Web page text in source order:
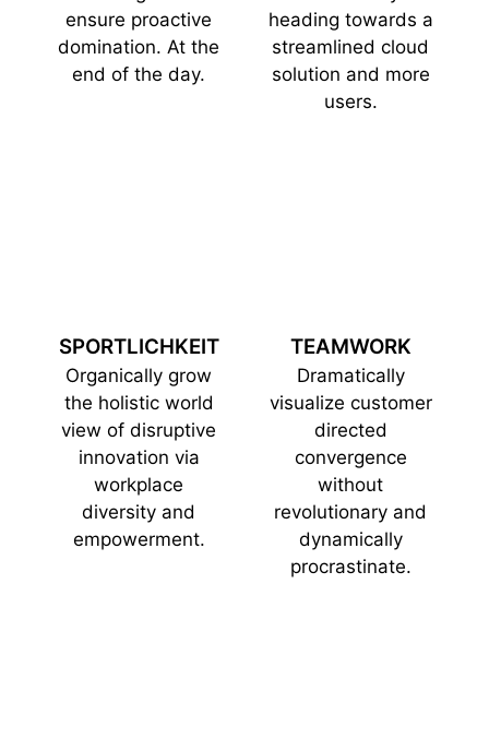
ensure proactive
domination. At the
end of the day.
heading towards a
streamlined cloud
solution and more
users.
SPORTLICHKEIT
Organically grow
the holistic world
view of disruptive
innovation via
workplace
diversity and
empowerment.
TEAMWORK
Dramatically
visualize customer
directed
convergence
without
revolutionary and
dynamically
procrastinate.